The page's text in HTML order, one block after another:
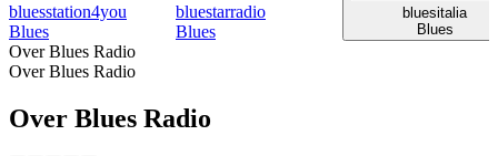
bluesstation4you
Blues
bluestarradio
Blues
bluesitalia
Blues
Over Blues Radio
Over Blues Radio
Over Blues Radio